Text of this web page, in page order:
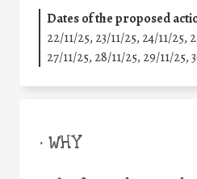
Dates of the proposed
22/11/25, 23/11/25, 24/11/25,
27/11/25, 28/11/25, 29/11/25,
• WHY